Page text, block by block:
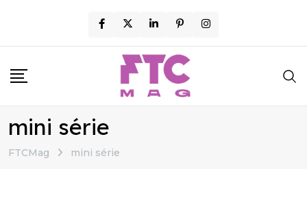
content
mini série
FTCMag mini série